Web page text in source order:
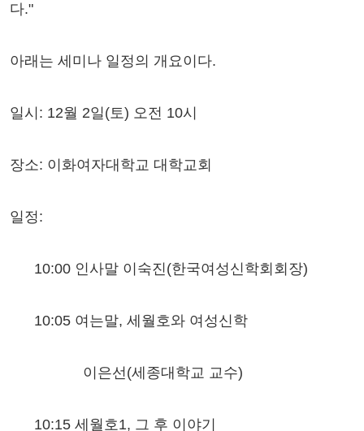
다."
아래는 세미나 일정의 개요이다.
일시: 12월 2일(토) 오전 10시
장소: 이화여자대학교 대학교회
일정:
10:00 인사말 이숙진(한국여성신학회회장)
10:05 여는말, 세월호와 여성신학
이은선(세종대학교 교수)
10:15 세월호1, 그 후 이야기